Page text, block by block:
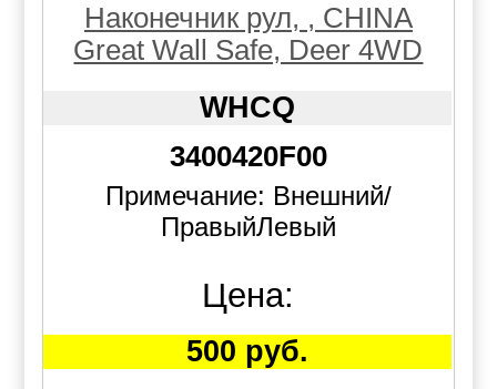
Наконечник рул, , CHINA
Great Wall Safe, Deer 4WD
WHCQ
3400420F00
Примечание: Внешний/
ПравыйЛевый
Цена:
500 руб.